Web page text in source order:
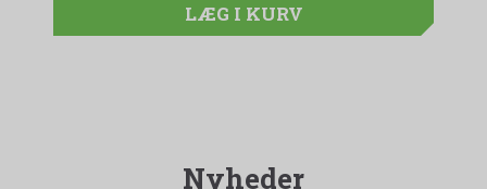
LÆG I KURV
Nyheder